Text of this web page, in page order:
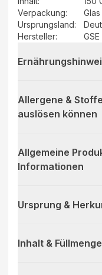
Verpackung:
Glas
Ursprungsland:
Hersteller:
Allergene &
auslösen können
Allgemeine
Informationen
Ursprung &
Inhalt & Füllmenge